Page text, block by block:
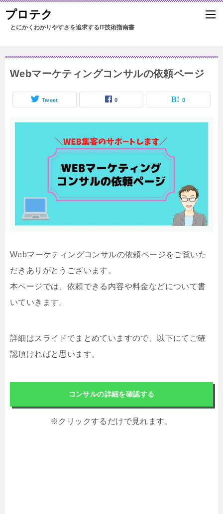
プロテク
Webマーケティングコンサルの依頼ページ
Tweet 0 0
Webマーケティングコンサルの依頼ページをご覧いた
だきありがとうございます。
本ページでは、依頼できる内容や料金などについて書
いていきます。
詳細はスライドでまとめていますので、以下にてご確
認頂ければと思います。
コンサルの詳細を確認する
※クリックするだけで見れます。